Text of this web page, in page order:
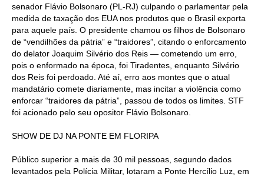
senador Flávio Bolsonaro (PL-RJ) culpando o parlamentar pela
medida de taxação dos EUA nos produtos que o Brasil exporta
para aquele país. O presidente chamou os filhos de Bolsonaro
de “vendilhões da pátria” e “traidores”, citando o enforcamento
do delator Joaquim Silvério dos Reis — cometendo um erro,
pois o enformado na época, foi Tiradentes, enquanto Silvério
dos Reis foi perdoado. Até aí, erro aos montes que o atual
mandatário comete diariamente, mas incitar a violência como
enforcar “traidores da pátria”, passou de todos os limites. STF
foi acionado pelo seu opositor Flávio Bolsonaro.
SHOW DE DJ NA PONTE EM FLORIPA
Público superior a mais de 30 mil pessoas, segundo dados
levantados pela Polícia Militar, lotaram a Ponte Hercílio Luz, em